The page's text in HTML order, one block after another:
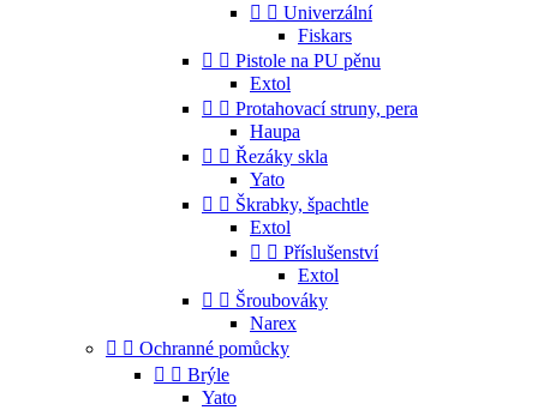
  Univerzální
Fiskars
  Pistole na PU pěnu
Extol
  Protahovací struny, pera
Haupa
  Řezáky skla
Yato
  Škrabky, špachtle
Extol
  Příslušenství
Extol
  Šroubováky
Narex
  Ochranné pomůcky
  Brýle
Yato